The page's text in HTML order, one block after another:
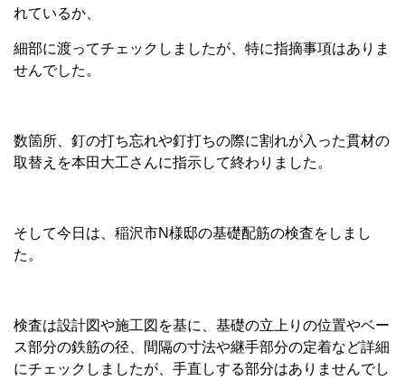
れているか、
細部に渡ってチェックしましたが、特に指摘事項はありま
せんでした。
数箇所、釘の打ち忘れや釘打ちの際に割れが入った貫材の
取替えを本田大工さんに指示して終わりました。
そして今日は、稲沢市N様邸の基礎配筋の検査をしまし
た。
検査は設計図や施工図を基に、基礎の立上りの位置やベー
ス部分の鉄筋の径、間隔の寸法や継手部分の定着など詳細
にチェックしましたが、手直しする部分はありませんでし